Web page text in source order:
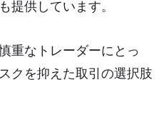
提供しています。
重なトレーダーにとっ
クを抑えた取引の選択肢